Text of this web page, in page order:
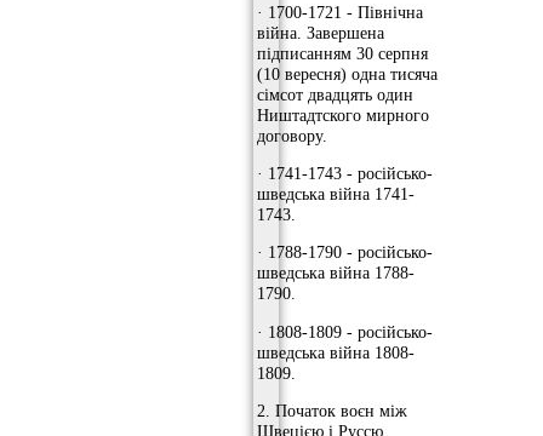
· 1700-1721 - Північна
війна. Завершена
підписанням 30 серпня
(10 вересня) одна тисяча
сімсот двадцять один
Ништадтского мирного
договору.
· 1741-1743 - російсько-
шведська війна 1741-
1743.
· 1788-1790 - російсько-
шведська війна 1788-
1790.
· 1808-1809 - російсько-
шведська війна 1808-
1809.
2. Початок воєн між
Швецією і Руссю